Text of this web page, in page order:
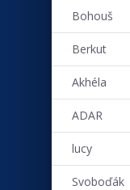
Bohouš
Berkut
Akhéla
ADAR
lucy
Svoboďák